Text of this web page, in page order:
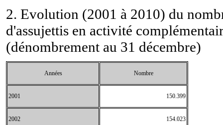
2. Evolution (2001 à 2010) du
d'assujettis en activité
(dénombrement au 31 décembre)
Années Nombre
2001 150.399
2002 154.023